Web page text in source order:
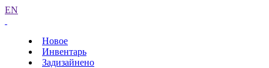
EN
Новое
Инвентарь
Задизайнено